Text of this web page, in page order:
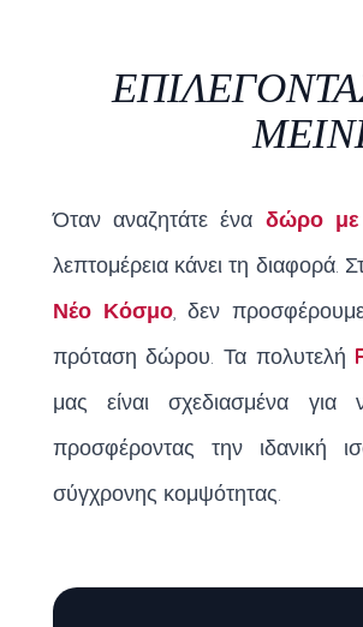
Όταν αναζητάτε ένα δώρο με
λεπτομέρεια κάνει τη διαφορά.
Νέο Κόσμο, δεν
πρόταση δώρου. Τα πολυτελή
μας είναι σχεδιασμένα
προσφέροντας την ιδανική
σύγχρονης κομψότητας.